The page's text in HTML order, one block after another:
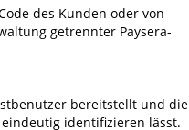
des Kunden oder von
getrennter Paysera-
bereitstellt und die
identifizieren lässt.